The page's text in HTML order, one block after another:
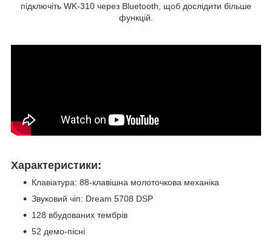
підключіть WK-310 через Bluetooth, щоб дослідити більше
функцій.
Характеристики:
Клавіатура: 88-клавішна молоточкова механіка
Звуковий чіп: Dream 5708 DSP
128 вбудованих тембрів
52 демо-пісні